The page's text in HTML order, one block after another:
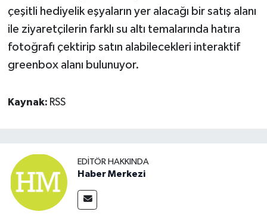
çeşitli hediyelik eşyaların yer alacağı bir satış alanı
ile ziyaretçilerin farklı su altı temalarında hatıra
fotoğrafı çektirip satın alabilecekleri interaktif
greenbox alanı bulunuyor.
Kaynak: RSS
EDITÖR HAKKINDA
Haber Merkezi